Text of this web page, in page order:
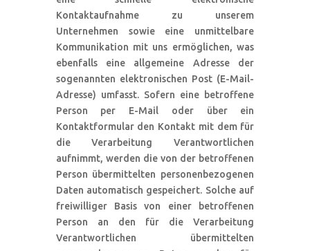
Kontaktaufnahme zu unserem
Unternehmen sowie eine unmittelbare
Kommunikation mit uns ermöglichen, was
ebenfalls eine allgemeine Adresse der
sogenannten elektronischen Post (E-Mail-
Adresse) umfasst. Sofern eine betroffene
Person per E-Mail oder über ein
Kontaktformular den Kontakt mit dem für
die Verarbeitung Verantwortlichen
aufnimmt, werden die von der betroffenen
Person übermittelten personenbezogenen
Daten automatisch gespeichert. Solche auf
freiwilliger Basis von einer betroffenen
Person an den für die Verarbeitung
Verantwortlichen übermittelten